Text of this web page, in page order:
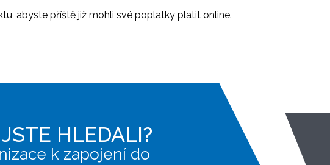
abyste příště již mohli své poplatky platit online.
HLEDALI?
k zapojení do